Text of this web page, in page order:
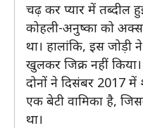
चढ़ कर प्यार में तब्दील
कोहली-अनुष्का को
था। हालांकि, इस
खुलकर जिक्र नहीं किया।
दोनों ने दिसंबर 2017 में
एक बेटी वामिका है,
था।